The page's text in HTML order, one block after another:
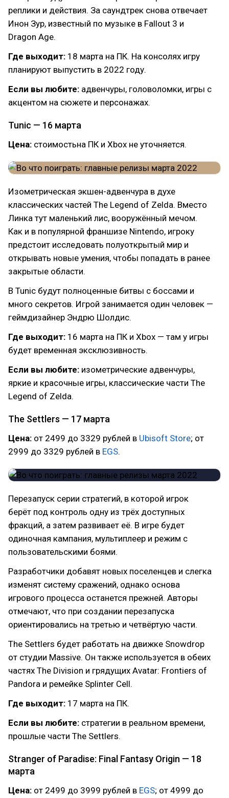
реплики и действия. За саундтрек снова отвечает
Инон Зур, известный по музыке в Fallout 3 и
Dragon Age.
Где выходит: 18 марта на ПК. На консолях игру
планируют выпустить в 2022 году.
Если вы любите: адвенчуры, головоломки, игры с
акцентом на сюжете и персонажах.
Tunic — 16 марта
Цена: стоимостьна ПК и Xbox не уточняется.
Изометрическая экшен-адвенчура в духе
классических частей The Legend of Zelda. Вместо
Линка тут маленький лис, вооружённый мечом.
Как и в популярной франшизе Nintendo, игроку
предстоит исследовать полуоткрытый мир и
открывать новые умения, чтобы попадать в ранее
закрытые области.
В Tunic будут полноценные битвы с боссами и
много секретов. Игрой занимается один человек —
геймдизайнер Эндрю Шолдис.
Где выходит: 16 марта на ПК и Xbox — там у игры
будет временная эксклюзивность.
Если вы любите: изометрические адвенчуры,
яркие и красочные игры, классические части The
Legend of Zelda.
The Settlers — 17 марта
Цена: от 2499 до 3329 рублей в Ubisoft Store; от
2999 до 3329 рублей в EGS.
Перезапуск серии стратегий, в которой игрок
берёт под контроль одну из трёх доступных
фракций, а затем развивает её. В игре будет
одиночная кампания, мультиплеер и режим с
пользовательскими боями.
Разработчики добавят новых поселенцев и слегка
изменят систему сражений, однако основа
игрового процесса останется прежней. Авторы
отмечают, что при создании перезапуска
ориентировались на третью и четвёртую части.
The Settlers будет работать на движке Snowdrop
от студии Massive. Он также используется в обеих
частях The Division и грядущих Avatar: Frontiers of
Pandora и ремейке Splinter Cell.
Где выходит: 17 марта на ПК.
Если вы любите: стратегии в реальном времени,
прошлые части The Settlers.
Stranger of Paradise: Final Fantasy Origin — 18
марта
Цена: от 2499 до 3999 рублей в EGS; от 4999 до